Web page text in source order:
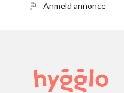
Anmeld annonce